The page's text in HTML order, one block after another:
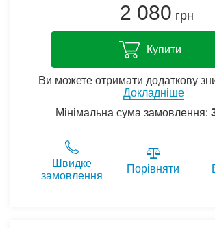
2 080 грн
Купити
Ви можете отримати додаткову
Докладніше
Мінімальна сума замовлення:
Швидке
замовлення
Порівняти